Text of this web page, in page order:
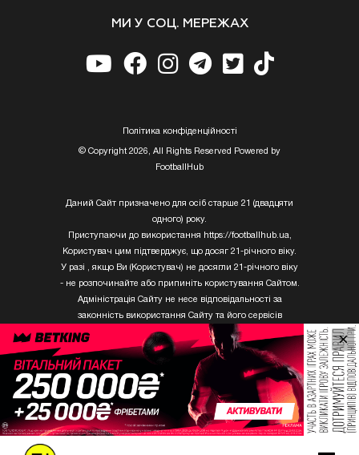
МИ У СОЦ. МЕРЕЖАХ
Полiтика конфiденцiйностi
© Copyright 2026, All Rights Reserved Powered by
FootballHub
Даний Сайт призначено для осіб старше 21 (двадцяти
одного) року.
Приступаючи до використання https://footballhub.ua,
Користувач цим підтверджує, що досяг 21-річного віку.
У разі , якщо Ви (Користувач) не досягли 21-річного віку
- не розпочинайте або припиніть користування Сайтом.
Адміністрація Сайту не несе відповідальності за
законність використання Сайту та його сервісів
Користувачем, який не досяг 21-річного віку.
Твори Getty Images, що розміщені на сайті, не можуть
бути використані третіми особами без письмового
дозволу ТОВ «ГЛОБАЛ ІМІДЖЕС ЮКРЕЙН.
×